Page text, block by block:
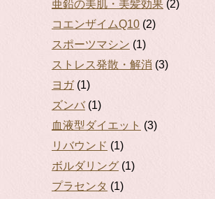
亜鉛の美肌・美髪効果 (2)
コエンザイムQ10 (2)
スポーツマシン (1)
ストレス発散・解消 (3)
ヨガ(1)
ズンバ (1)
血液型ダイエット (3)
リバウンド (1)
ボルダリング (1)
プラセンタ (1)